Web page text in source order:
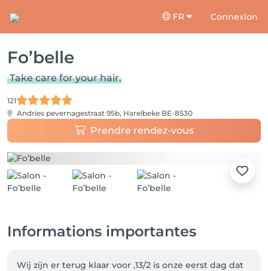
FR Connexion
Fo’belle
Take care for your hair.
121
Andries pevernagestraat 95b, Harelbeke BE-8530
Prendre rendez-vous
Informations importantes
Wij zijn er terug klaar voor ,13/2 is onze eerst dag dat